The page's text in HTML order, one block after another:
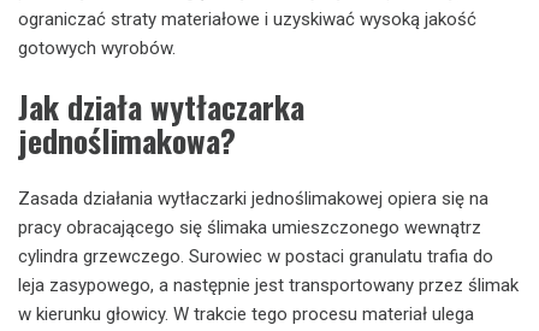
ograniczać straty materiałowe i uzyskiwać wysoką jakość
gotowych wyrobów.
Jak działa wytłaczarka
jednoślimakowa?
Zasada działania wytłaczarki jednoślimakowej opiera się na
pracy obracającego się ślimaka umieszczonego wewnątrz
cylindra grzewczego. Surowiec w postaci granulatu trafia do
leja zasypowego, a następnie jest transportowany przez ślimak
w kierunku głowicy. W trakcie tego procesu materiał ulega